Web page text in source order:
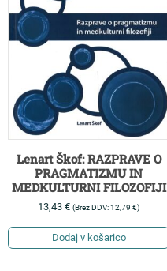
Lenart Škof: RAZPRAVE O
PRAGMATIZMU IN
MEDKULTURNI FILOZOFIJI
13,43€ (Brez DDV:12,79€)
Dodaj v košarico